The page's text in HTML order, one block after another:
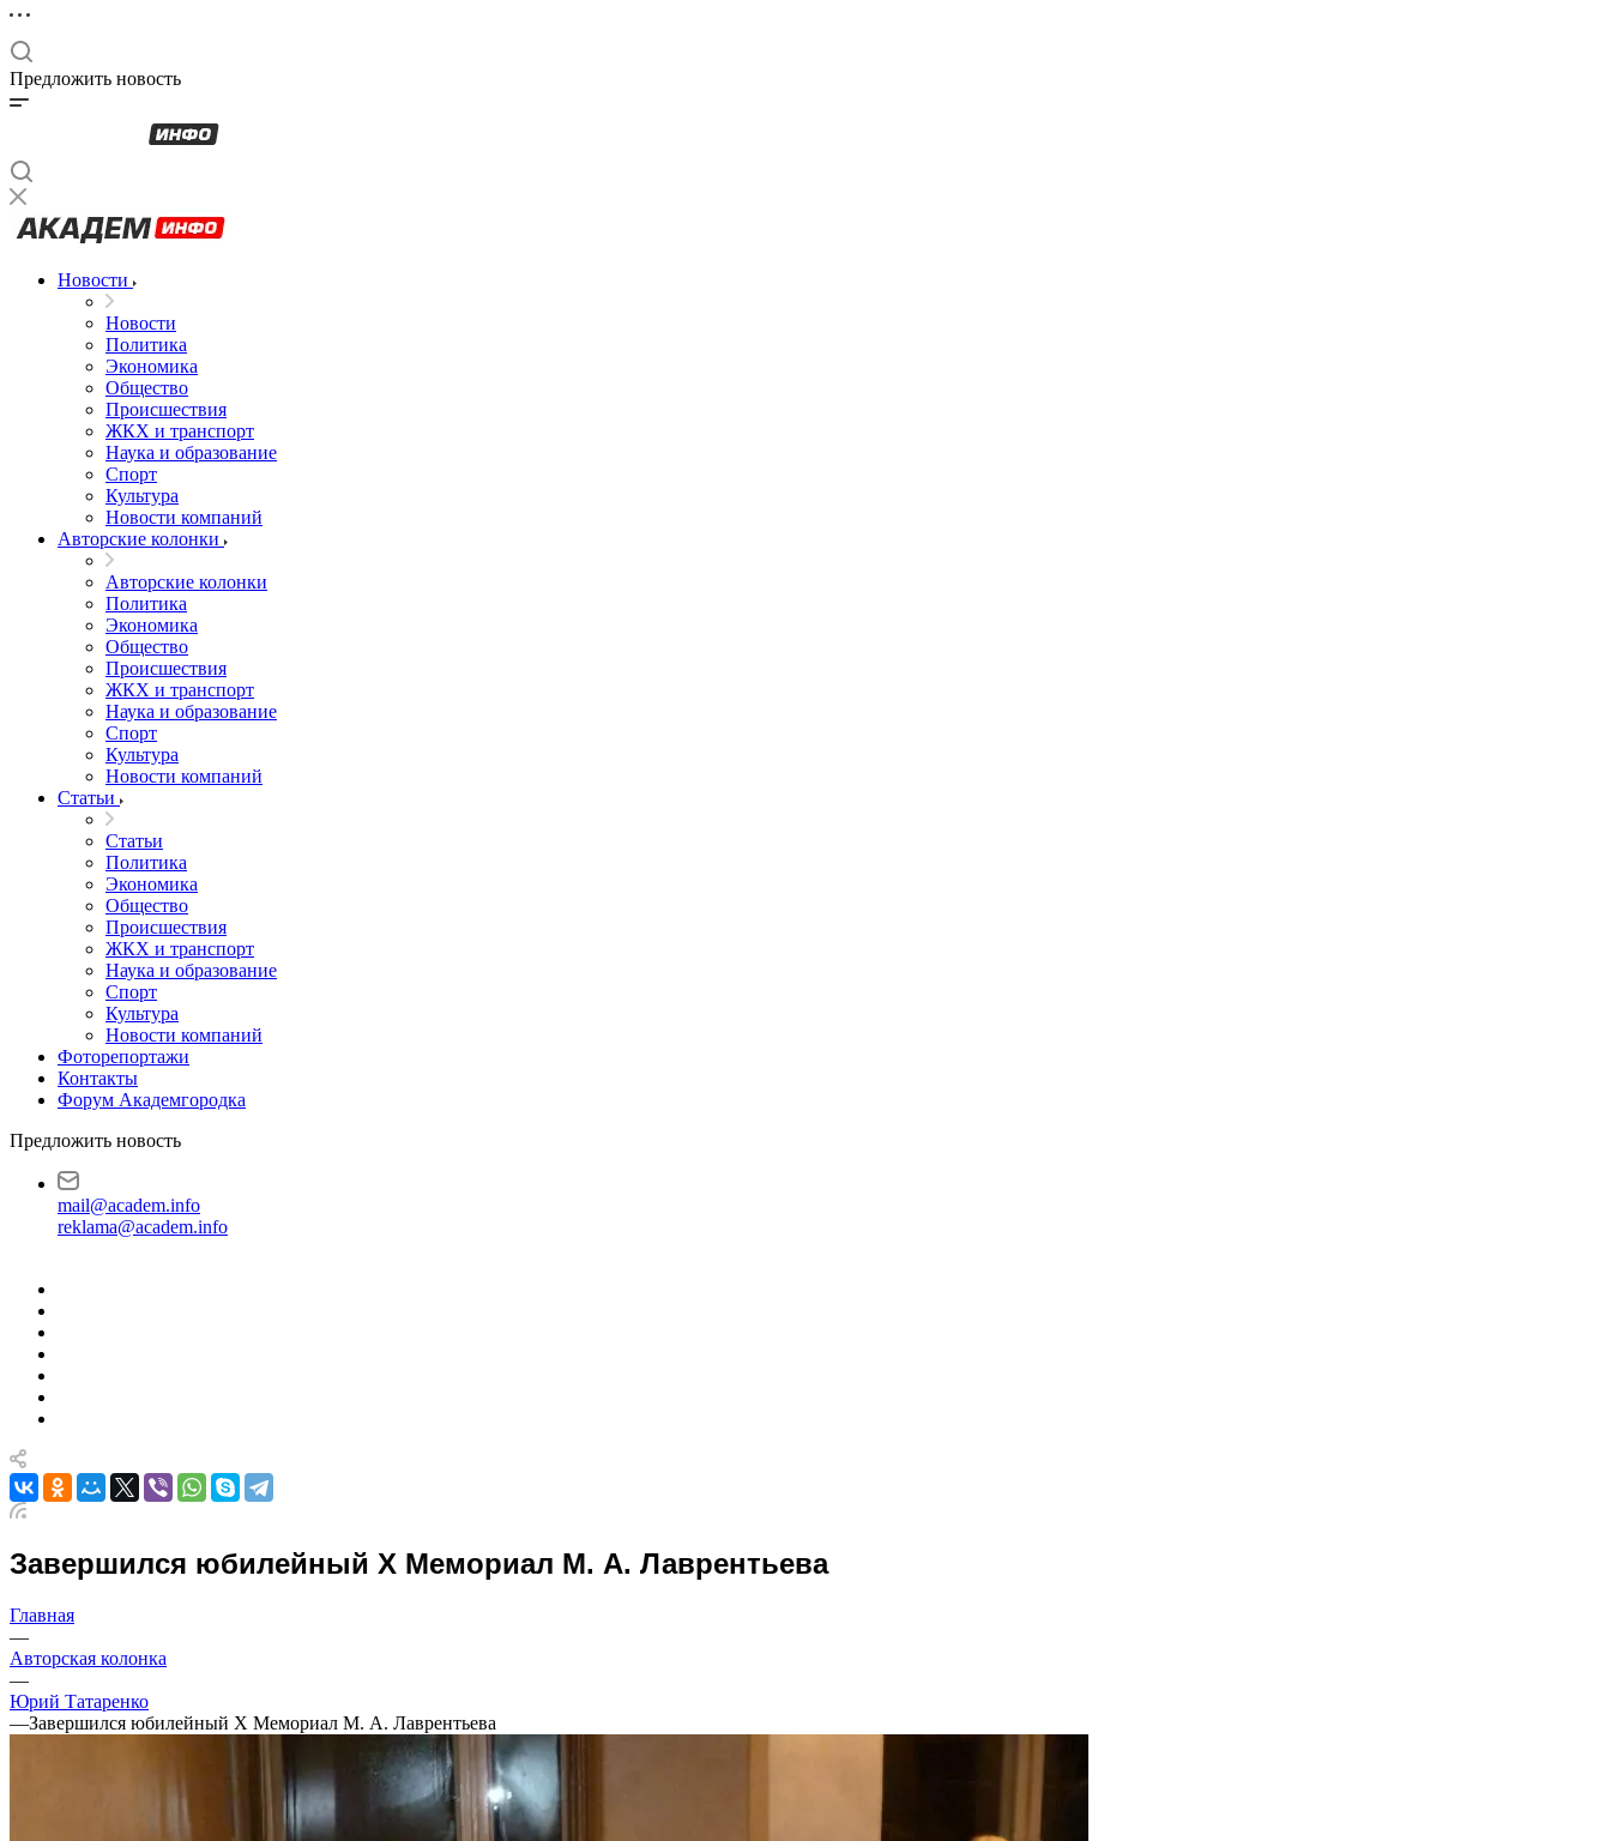
Предложить новость
Новости
Новости
Политика
Экономика
Общество
Происшествия
ЖКХ и транспорт
Наука и образование
Спорт
Культура
Новости компаний
Авторские колонки
Авторские колонки
Политика
Экономика
Общество
Происшествия
ЖКХ и транспорт
Наука и образование
Спорт
Культура
Новости компаний
Статьи
Статьи
Политика
Экономика
Общество
Происшествия
ЖКХ и транспорт
Наука и образование
Спорт
Культура
Новости компаний
Фоторепортажи
Контакты
Форум Академгородка
Предложить новость
mail@academ.info
reklama@academ.info
Завершился юбилейный Х Мемориал М. А. Лаврентьева
Главная
—
Авторская колонка
—
Юрий Татаренко
—Завершился юбилейный Х Мемориал М. А. Лаврентьева